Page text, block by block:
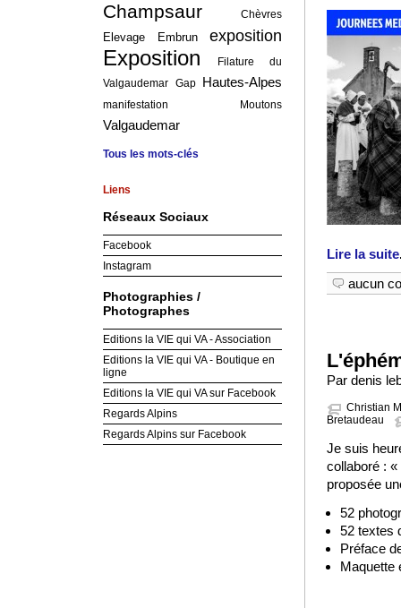
Lire la suite
aucun
Par denis
Christian
Bretaudeau
Je suis
collaboré : «
proposée
52
52 textes
Préface
Maquette
Champsaur Chèvres
Elevage Embrun exposition
Exposition
Filature du
Valgaudemar Gap Hautes-Alpes
manifestation Moutons
Valgaudemar
Tous les mots-clés
Liens
Réseaux Sociaux
Facebook
Instagram
Photographies /
Photographes
Editions la VIE qui VA - Association
Editions la VIE qui VA - Boutique en
ligne
Editions la VIE qui VA sur Facebook
Regards Alpins
Regards Alpins sur Facebook